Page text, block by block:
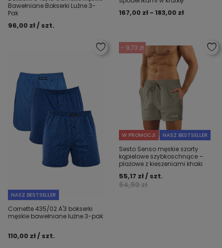
Bawełniane Bokserki Luźne 3-
Pak
96,00 zł / szt.
167,00 zł - 183,00 zł
NASZ BESTSELLER
Cornette 435/02 A'3 bokserki
męskie bawełniane luźne 3-pak
110,00 zł / szt.
- 9,73 zł
W PROMOCJI NASZ BESTSELLER
Sesto Senso męskie szorty
kąpielowe szybkoschnące –
plażowe z kieszeniami khaki
64,90 zł
55,17 zł / szt.